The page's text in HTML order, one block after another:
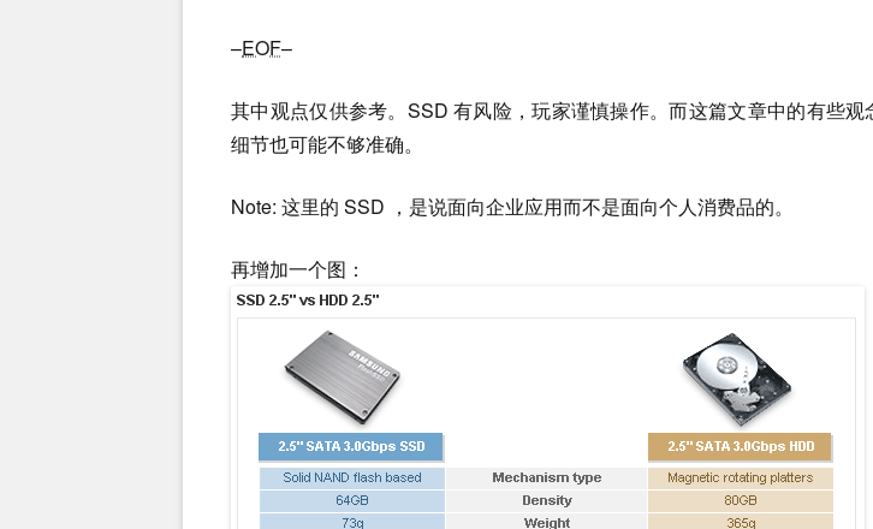
–EOF–
其中观点仅供参考。SSD 有风险，玩家谨慎操作。而这篇文章中的有些观
细节也可能不够准确。
Note: 这里的 SSD ，是说面向企业应用而不是面向个人消费品的。
再增加一个图：